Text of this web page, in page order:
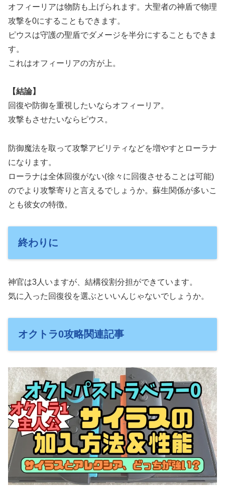
オフィーリアは物防も上げられます。大聖者の神盾で物理
攻撃を0にすることもできます。
ピウスは守護の聖盾でダメージを半分にすることもできま
す。
これはオフィーリアの方が上。
【結論】
回復や防御を重視したいならオフィーリア。
攻撃もさせたいならピウス。
防御魔法を取って攻撃アビリティなどを増やすとローラナ
になります。
ローラナは全体回復がない(徐々に回復させることは可能)
のでより攻撃寄りと言えるでしょうか。蘇生関係が多いこ
とも彼女の特徴。
終わりに
神官は3人いますが、結構役割分担ができています。
気に入った回復役を選ぶといいんじゃないでしょうか。
オクトラ0攻略関連記事